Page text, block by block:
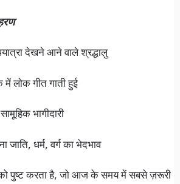
देखने आने वाले श्रद्धालु
में लोक गीत गाती हुई
भागीदारी
जाति, धर्म, वर्ग का भेदभाव
को पुष्ट करता है, जो आज के समय में सबसे ज़रूरी